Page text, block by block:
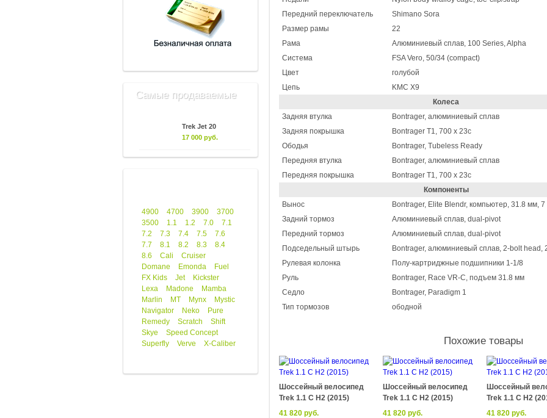
Самые продаваемые
Trek Jet 20
17 000 руб.
4900 4700 3900
3700
3500
1.1 1.2 7.0
7.1
7.2
7.3 7.4 7.5
7.6
7.7
8.1 8.2 8.3
8.4
8.6
Cali
Cruiser
Domane
Emonda
Fuel
FX Kids
Jet
Kickster
Lexa
Madone
Mamba
Marlin
MT Mynx
Mystic
Navigator
Neko
Pure
Remedy
Scratch
Shift
Skye
Speed Concept
Superfly
Verve X-Caliber
Передний переключатель
Shimano Sora
Размер рамы
22
Рама
Алюминиевый сплав, 100 Series, Alpha
Система
FSA Vero, 50/34 (compact)
Цвет
голубой
Цепь
KMC X9
Колеса
Задняя втулка
Bontrager, алюминиевый сплав
Задняя покрышка
Bontrager T1, 700 x 23c
Ободья
Bontrager, Tubeless Ready
Передняя втулка
Bontrager, алюминиевый сплав
Передняя покрышка
Bontrager T1, 700 x 23c
Компоненты
Вынос
Bontrager, Elite Blendr, компьютер, 31.8 мм, 7
Задний тормоз
Алюминиевый сплав, dual-pivot
Передний тормоз
Алюминиевый сплав, dual-pivot
Подседельный штырь
Bontrager, алюминиевый сплав, 2-bolt head,
Рулевая колонка
Полу-картриджные подшипники 1-1/8
Руль
Bontrager, Race VR-C, подъем 31.8 мм
Седло
Bontrager, Paradigm 1
Тип тормозов
ободной
Похожие товары
Шоссейный велосипед
Trek 1.1 C H2 (2015)
41 820 руб.
Шоссейный велосипед
Trek 1.1 C H2 (2015)
41 820 руб.
Шоссейный
Trek 1.1 C H2
41 820 руб.